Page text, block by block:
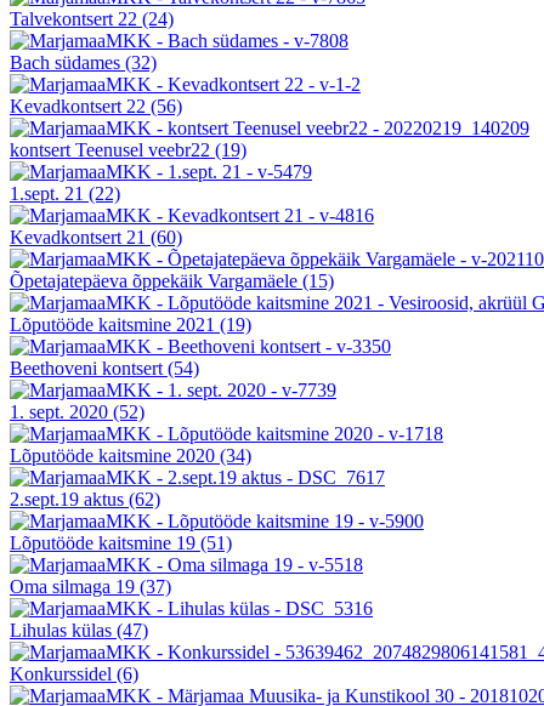
Talvekontsert 22 (24)
Bach südames (32)
Kevadkontsert 22 (56)
kontsert Teenusel veebr22 (19)
1.sept. 21 (22)
Kevadkontsert 21 (60)
Õpetajatepäeva õppekäik Vargamäele (15)
Lõputööde kaitsmine 2021 (19)
Beethoveni kontsert (54)
1. sept. 2020 (52)
Lõputööde kaitsmine 2020 (34)
2.sept.19 aktus (62)
Lõputööde kaitsmine 19 (51)
Oma silmaga 19 (37)
Lihulas külas (47)
Konkurssidel (6)